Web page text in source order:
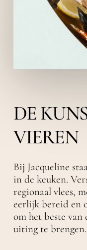
DE
VIEREN
Bij Jacqueline
in de keuken.
regionaal vlees,
eerlijk bereid en
om het beste
uiting te brengen.